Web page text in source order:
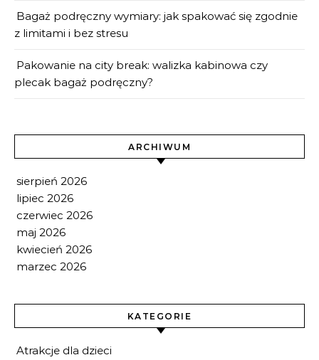
Bagaż podręczny wymiary: jak spakować się zgodnie
z limitami i bez stresu
Pakowanie na city break: walizka kabinowa czy
plecak bagaż podręczny?
ARCHIWUM
sierpień 2026
lipiec 2026
czerwiec 2026
maj 2026
kwiecień 2026
marzec 2026
KATEGORIE
Atrakcje dla dzieci